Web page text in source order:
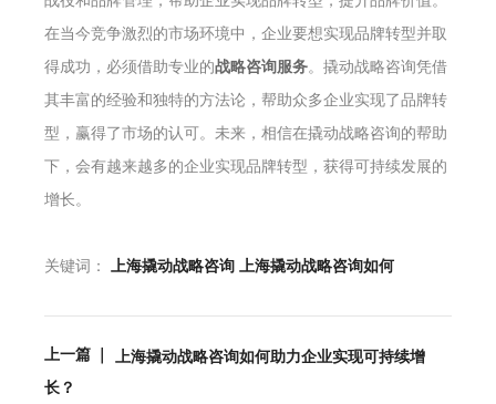
在当今竞争激烈的市场环境中，企业要想实现品牌转型并取
得成功，必须借助专业的战略咨询服务。撬动战略咨询凭借
其丰富的经验和独特的方法论，帮助众多企业实现了品牌转
型，赢得了市场的认可。未来，相信在撬动战略咨询的帮助
下，会有越来越多的企业实现品牌转型，获得可持续发展的
增长。
关键词： 上海撬动战略咨询 上海撬动战略咨询如何
上一篇 ｜
上海撬动战略咨询如何助力企业实现可持续增
长？